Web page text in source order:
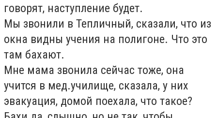
говорят, наступление будет.
Мы звонили в Тепличный, сказали, что из
окна видны учения на полигоне. Что это
там бахают.
Мне мама звонила сейчас тоже, она
учится в мед.училище, сказала, у них
эвакуация, домой поехала, что такое?